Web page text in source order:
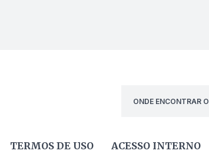
ONDE ENCONTRAR
TERMOS DE USO ACESSO INTERNO